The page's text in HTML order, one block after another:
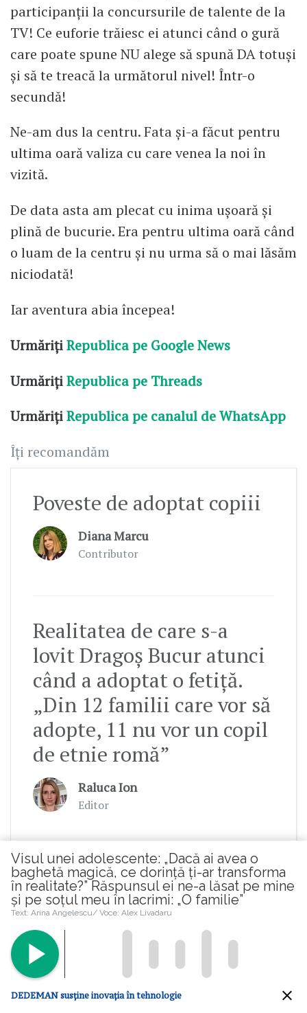
participanții la concursurile de talente de la
TV! Ce euforie trăiesc ei atunci când o gură
care poate spune NU alege să spună DA totuși
și să te treacă la următorul nivel! Într-o
secundă!
Ne-am dus la centru. Fata și-a făcut pentru
ultima oară valiza cu care venea la noi în
vizită.
De data asta am plecat cu inima ușoară și
plină de bucurie. Era pentru ultima oară când
o luam de la centru și nu urma să o mai lăsăm
niciodată!
Iar aventura abia începea!
UrmărițiRepublica pe Google News
UrmărițiRepublica pe Threads
UrmărițiRepublica pe canalul de WhatsApp
Îți recomandăm
Poveste de adoptat copiii
Diana Marcu
Contributor
Realitatea de care s-a
lovit Dragoș Bucur atunci
când a adoptat o fetiță.
„Din 12 familii care vor să
adopte, 11 nu vor un copil
de etnie romă”
Raluca Ion
Editor
Abonează-te la newsletterul
Republica.ro
Primește cele mai bune articole din partea
autorilor.
Visul unei adolescente: „Dacă ai avea o
baghetă magică, ce dorință ți-ar transforma
în realitate?” Răspunsul ei ne-a lăsat pe mine
și pe soțul meu în lacrimi: „O familie”
Text: Arina Angelescu/ Voce: Alex Livadaru
DEDEMAN susține inovația în tehnologie